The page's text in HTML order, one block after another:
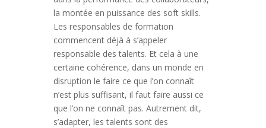
la montée en puissance des soft skills.
Les responsables de formation
commencent déjà à s’appeler
responsable des talents. Et cela à une
certaine cohérence, dans un monde en
disruption le faire ce que l’on connaît
n’est plus suffisant, il faut faire aussi ce
que l’on ne connaît pas. Autrement dit,
s’adapter, les talents sont des